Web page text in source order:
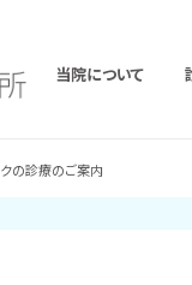
当院について
の診療のご案内